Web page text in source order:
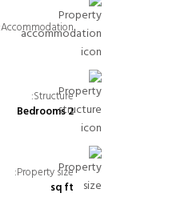
Property size:
sq ft
Structure:
2 Bedrooms
Accommodation: